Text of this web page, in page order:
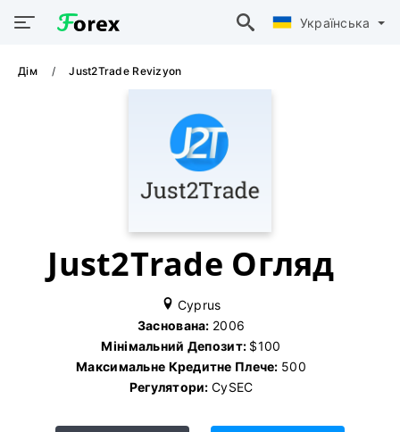
Українська
Дім Just2Trade Revizyon
Just2Trade Огляд
Cyprus
Заснована: 2006
Мінімальний Депозит: $100
Максимальне Кредитне Плече: 500
Регулятори: CySEC